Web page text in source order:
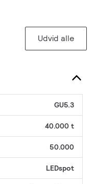
Udvid alle
GU5.3
40.000 t
50.000
LEDspot